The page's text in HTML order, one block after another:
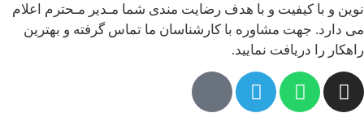
نوین و با کیفیت و با هدف رضایت مندی شما مـدیر مـحترم اعلام
می دارد. جهت مشاوره با کارشناسان ما تماس گرفته و بهترین
راهکار را دریافت نمایید.